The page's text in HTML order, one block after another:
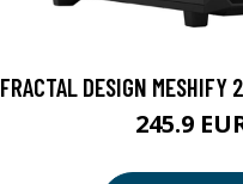
FRACTAL DESIGN MESHIFY
245.9